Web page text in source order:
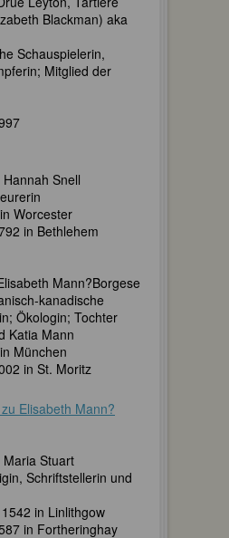
Blackman) aka
Schauspielerin,
Mitglied der
Hannah Snell
Worcester
in Bethlehem
Mann?Borgese
kanadische
Ökologin; Tochter
Katia Mann
München
in St. Moritz
Elisabeth Mann?
Maria Stuart
Schriftstellerin und
in Linlithgow
in Fortheringhay